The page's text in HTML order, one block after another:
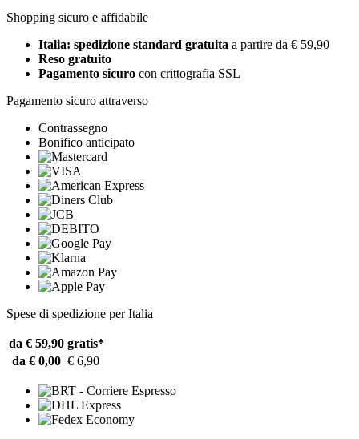
Shopping sicuro e affidabile
Italia: spedizione standard gratuita a partire da € 59,90
Reso gratuito
Pagamento sicuro con crittografia SSL
Pagamento sicuro attraverso
Contrassegno
Bonifico anticipato
Spese di spedizione per Italia
da € 59,90 gratis*
da € 0,00 € 6,90